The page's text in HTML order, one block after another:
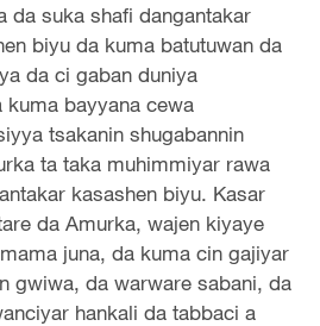
da suka shafi dangantakar
biyu da kuma batutuwan da
da ci gaban duniya
bayyana cewa
tsakanin shugabannin
ta taka muhimmiyar rawa
kasashen biyu. Kasar
da Amurka, wajen kiyaye
juna, da kuma cin gajiyar
gwiwa, da warware sabani, da
hankali da tabbaci a